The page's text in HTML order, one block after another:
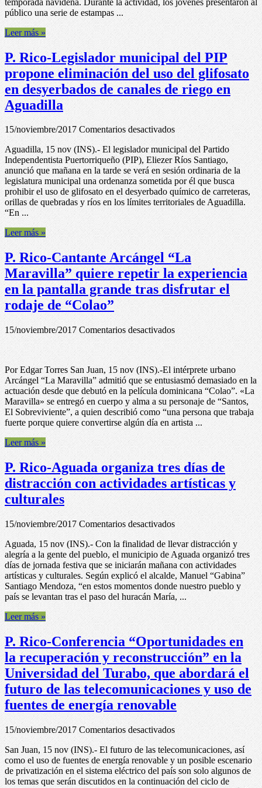
se
viste
con
obras
de
arte
de
jóvenes
con
Síndrome
Down
público una serie de estampas ...
Leer más »
P. Rico-Legislador municipal del PIP
propone eliminación del uso del glifosato
en desyerbados de canales de riego en
Aguadilla
15/noviembre/2017 Comentarios desactivadosen
Rico-
Legislador
municipal
del
PIP
propone
eliminación
del
uso
del
glifosato
en
desyerbados
de
canales
de
riego
en
Aguadilla
Aguadilla, 15 nov (INS).- El legislador municipal del Partido
Independentista Puertorriqueño (PIP), Eliezer Ríos Santiago,
anunció que mañana en la tarde se verá en sesión ordinaria de la
legislatura municipal una ordenanza sometida por él que busca
prohibir el uso de glifosato en el desyerbado químico de carreteras,
orillas de quebradas y ríos en los límites territoriales de Aguadilla.
“En ...
Leer más »
P. Rico-Cantante Arcángel “La
Maravilla” quiere repetir la experiencia
en la pantalla grande tras disfrutar el
rodaje de “Colao”
15/noviembre/2017 Comentarios desactivadosen
P.
Rico-
Cantante
Arcángel
“La
Maravilla”
quiere
repetir
la
experiencia
en
pantalla
grande
tras
disfrutar
el
rodaje
de
“Colao”
Por Edgar Torres San Juan, 15 nov (INS).-El intérprete urbano
Arcángel “La Maravilla” admitió que se entusiasmó demasiado en la
actuación desde que debutó en la película dominicana “Colao”. «La
Maravilla» se entregó en cuerpo y alma a su personaje de “Santos,
El Sobreviviente”, a quien describió como “una persona que trabaja
fuerte porque quiere convertirse algún día en artista ...
Leer más »
P. Rico-Aguada organiza tres días de
distracción con actividades artísticas y
culturales
15/noviembre/2017 Comentarios desactivadosen
P.
Rico-
Aguada
organiza
tres
días
de
distracción
actividades
artísticas
y
culturales
Aguada, 15 nov (INS).- Con la finalidad de llevar distracción y
alegría a la gente del pueblo, el municipio de Aguada organizó tres
días de jornada festiva que se iniciarán mañana con actividades
artísticas y culturales. Según explicó el alcalde, Manuel “Gabina”
Santiago Mendoza, “en estos momentos donde nuestro pueblo y
país se levantan tras el paso del huracán María, ...
Leer más »
P. Rico-Conferencia “Oportunidades en
la recuperación y reconstrucción” en la
Universidad del Turabo, que abordará el
futuro de las telecomunicaciones y uso de
fuentes de energía renovable
15/noviembre/2017 Comentarios desactivadosen
Rico-
Conferencia
“Oportunidades
en
San Juan, 15 nov (INS).- El futuro de las telecomunicaciones, así
como el uso de fuentes de energía renovable y un posible escenario
de privatización en el sistema eléctrico del país son solo algunos de
los temas que serán discutidos en la continuación del ciclo de